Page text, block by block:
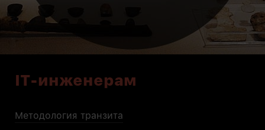
IT-инженерам
Методология транзита